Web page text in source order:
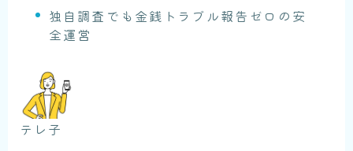
独自調査でも金銭トラブル報告ゼロの安
全運営
テレ子